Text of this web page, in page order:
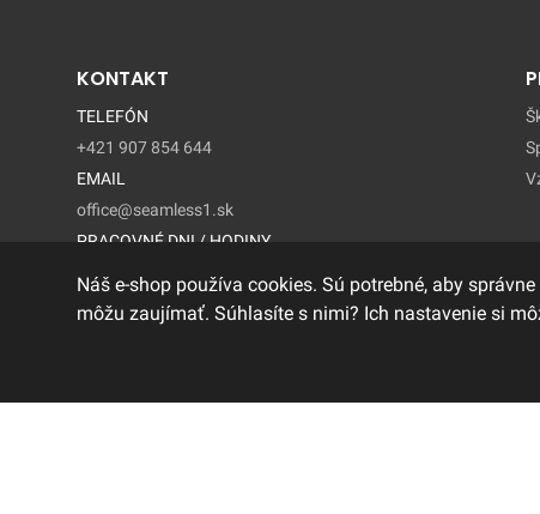
KONTAKT
TELEFÓN
+421 907 854 644
EMAIL
office@seamless1.sk
PRACOVNÉ DNI / HODINY
Náš e-shop používa cookies. Sú potrebné, aby
môžu zaujímať. Súhlasíte s nimi? Ich nastavenie si